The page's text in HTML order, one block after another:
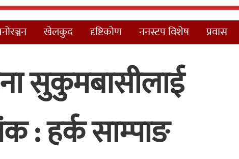
खेलकुद दृष्टिकोण ननस्टप विशेष प्रवास
सुकुमबासीलाई
: हर्क साम्पाङ